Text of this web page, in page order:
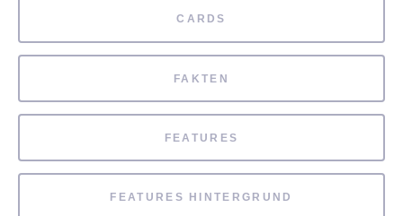
CARDS
FAKTEN
FEATURES
FEATURES HINTERGRUND